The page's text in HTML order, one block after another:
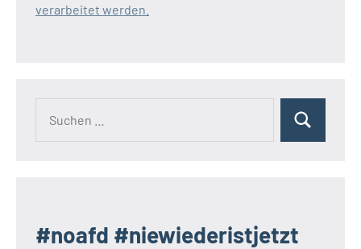
verarbeitet werden.
Suchen
#noafd #niewiederistjetzt